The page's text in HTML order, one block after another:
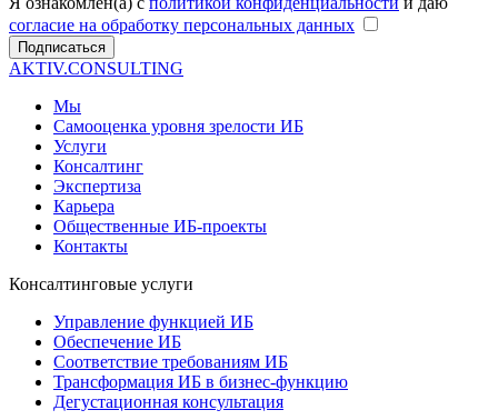
согласие на обработку персональных данных
Подписаться
AKTIV.CONSULTING
Мы
Самооценка уровня зрелости ИБ
Услуги
Консалтинг
Экспертиза
Карьера
Общественные ИБ-проекты
Контакты
Консалтинговые услуги
Управление функцией ИБ
Обеспечение ИБ
Соответствие требованиям ИБ
Трансформация ИБ в бизнес-функцию
Дегустационная консультация